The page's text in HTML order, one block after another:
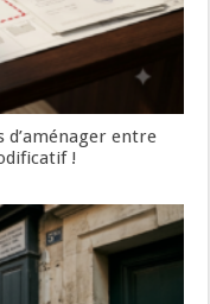
d’aménager entre
!